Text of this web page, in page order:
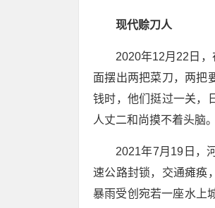
现代赊刀人
2020年12月22日
面摆出两把菜刀，两把
钱时，他们挺过一关，
人丈二和尚摸不着头脑。
2021年7月19日，
速公路封锁，交通瘫痪
暴雨受创宛若一座水上